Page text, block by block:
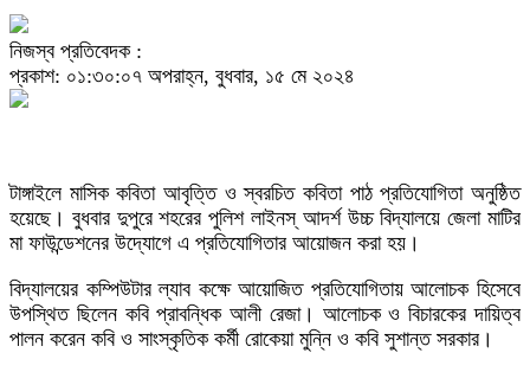
নিজস্ব প্রতিবেদক :
প্রকাশ: ০১:৩০:০৭ অপরাহ্ন, বুধবার, ১৫ মে ২০২৪
টাঙ্গাইলে মাসিক কবিতা আবৃত্তি ও স্বরচিত কবিতা পাঠ প্রতিযোগিতা অনুষ্ঠিত
হয়েছে। বুধবার দুপুরে শহরের পুলিশ লাইনস্ আদর্শ উচ্চ বিদ্যালয়ে জেলা মাটির
মা ফাউন্ডেশনের উদ্যোগে এ প্রতিযোগিতার আয়োজন করা হয়।
বিদ্যালয়ের কম্পিউটার ল্যাব কক্ষে আয়োজিত প্রতিযোগিতায় আলোচক হিসেবে
উপস্থিত ছিলেন কবি প্রাবন্ধিক আলী রেজা। আলোচক ও বিচারকের দায়িত্ব
পালন করেন কবি ও সাংস্কৃতিক কর্মী রোকেয়া মুন্নি ও কবি সুশান্ত সরকার।